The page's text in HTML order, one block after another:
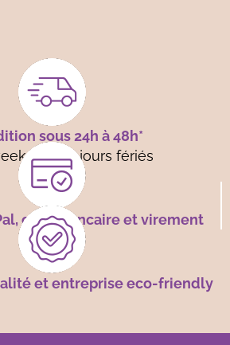
sous 24h à 48h*
end et jours fériés
carte bancaire et virement
et entreprise eco-friendly